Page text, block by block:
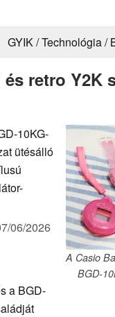
GYIK / Technológia /
retro Y2K
A Casio
BGD-
10KG-
ütésálló
06/2026
a BGD-